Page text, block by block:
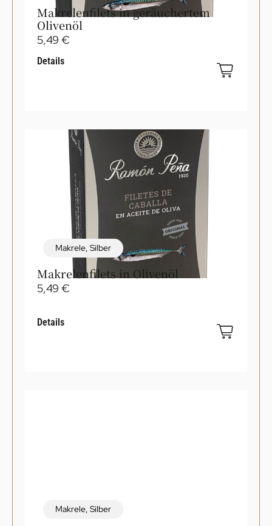
Makrelenfilets in geräuchertem
Olivenöl
5,49 €
Details
Makrele, Silber
Makrelenfilets in Olivenöl
5,49 €
Details
Makrele, Silber